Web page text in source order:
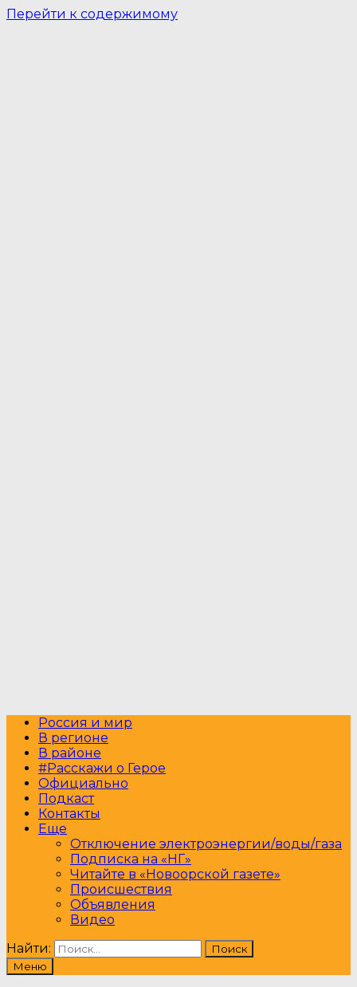
Перейти к содержимому
Россия и мир
В регионе
В районе
#Расскажи о Герое
Официально
Подкаст
Контакты
Еще
Отключение электроэнергии/воды/газа
Подписка на «НГ»
Читайте в «Новоорской газете»
Происшествия
Объявления
Видео
Найти:
Меню